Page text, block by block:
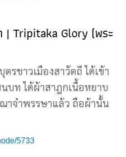
Tripitaka Glory (พระ
รชาวเมืองสาวัตถี ได้เข้า
บท ได้ผ้าสาฎกเนื้อหยาบ
าจำพรรษาแล้ว ถือผ้านั้น
5733